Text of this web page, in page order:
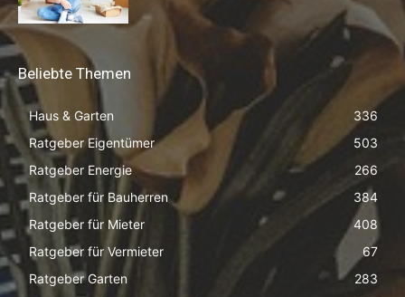
Beliebte Themen
Haus & Garten
336
Ratgeber Eigentümer
503
Ratgeber Energie
266
Ratgeber für Bauherren
384
Ratgeber für Mieter
408
Ratgeber für Vermieter
67
Ratgeber Garten
283